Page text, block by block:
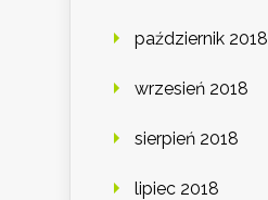
październik 2018
wrzesień 2018
sierpień 2018
lipiec 2018